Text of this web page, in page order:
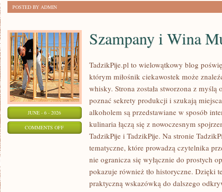
POSTED BY ADMIN
JUNE - 6 - 2026
COMMENTS OFFON
SZAMPANY
Szampany i Wina
TadzikPije.pl to wielowątkowy blog
którym miłośnik ciekawostek może
whisky. Strona została stworzona z
poznać sekrety produkcji i szukają
alkoholem są przedstawiane w sposób
kulinaria łączą się z nowoczesnym
TadzikPije i TadzikPije. Na stronie
tematyczne, które prowadzą czytelnika
nie ogranicza się wyłącznie do prostych
pokazuje również tło historyczne. Dzięki
praktyczną wskazówką do dalszego